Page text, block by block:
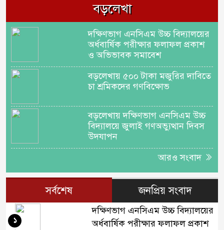
বড়লেখা
দক্ষিণভাগ এনসিএম উচ্চ বিদ্যালয়ের
অর্ধবার্ষিক পরীক্ষার ফলাফল প্রকাশ
ও অভিভাবক সমাবেশ
বড়লেখায় ৫০০ টাকা মজুরির দাবিতে
চা শ্রমিকদের গণবিক্ষোভ
বড়লেখায় দক্ষিণভাগ এনসিএম উচ্চ
বিদ্যালয়ে জুলাই গণঅভ্যুত্থান দিবস
উদযাপন
আরও সংবাদ
সর্বশেষ জনপ্রিয় সংবাদ
দক্ষিণভাগ এনসিএম উচ্চ বিদ্যালয়ের
অর্ধবার্ষিক পরীক্ষার ফলাফল প্রকাশ
১